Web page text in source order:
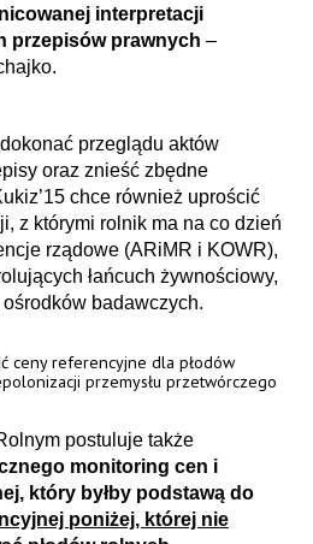
interpretacji
przepisów prawnych –
przeglądu aktów
oraz znieść zbędne
chce również uprościć
z którymi rolnik ma na co dzień
rządowe (ARiMR i KOWR),
łańcuch żywnościowy,
badawczych.
ceny referencyjne dla płodów
przemysłu przetwórczego
postuluje także
monitoring cen i
który byłby podstawą do
poniżej, której nie